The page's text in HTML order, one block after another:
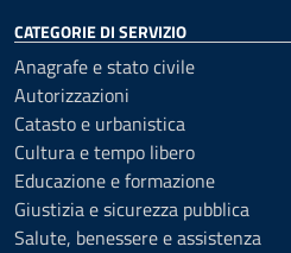
CATEGORIE DI SERVIZIO
Anagrafe e stato civile
Autorizzazioni
Catasto e urbanistica
Cultura e tempo libero
Educazione e formazione
Giustizia e sicurezza pubblica
Salute, benessere e assistenza